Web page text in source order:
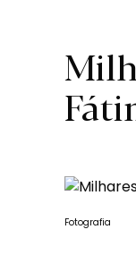
Fotografia